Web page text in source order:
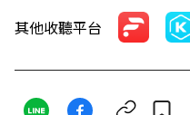
其他收聽平台